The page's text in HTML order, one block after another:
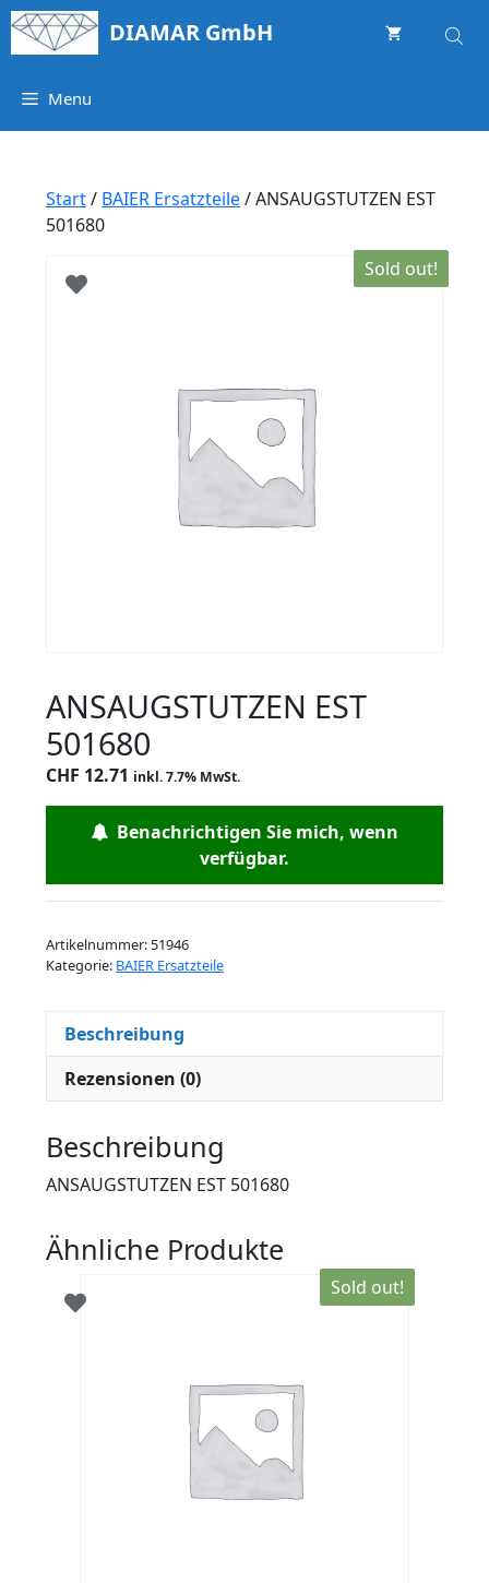
Springe
zum
DIAMAR GmbH
Menu
Start/ BAIER Ersatzteile/ ANSAUGSTUTZEN EST
501680
Sold out!
ANSAUGSTUTZEN EST
501680
CHF 12.71 inkl. 7.7% MwSt.
Benachrichtigen Sie mich, wenn
verfügbar.
Artikelnummer: 51946
Kategorie: BAIER Ersatzteile
Beschreibung
Rezensionen (0)
Beschreibung
ANSAUGSTUTZEN EST 501680
Ähnliche Produkte
Sold out!